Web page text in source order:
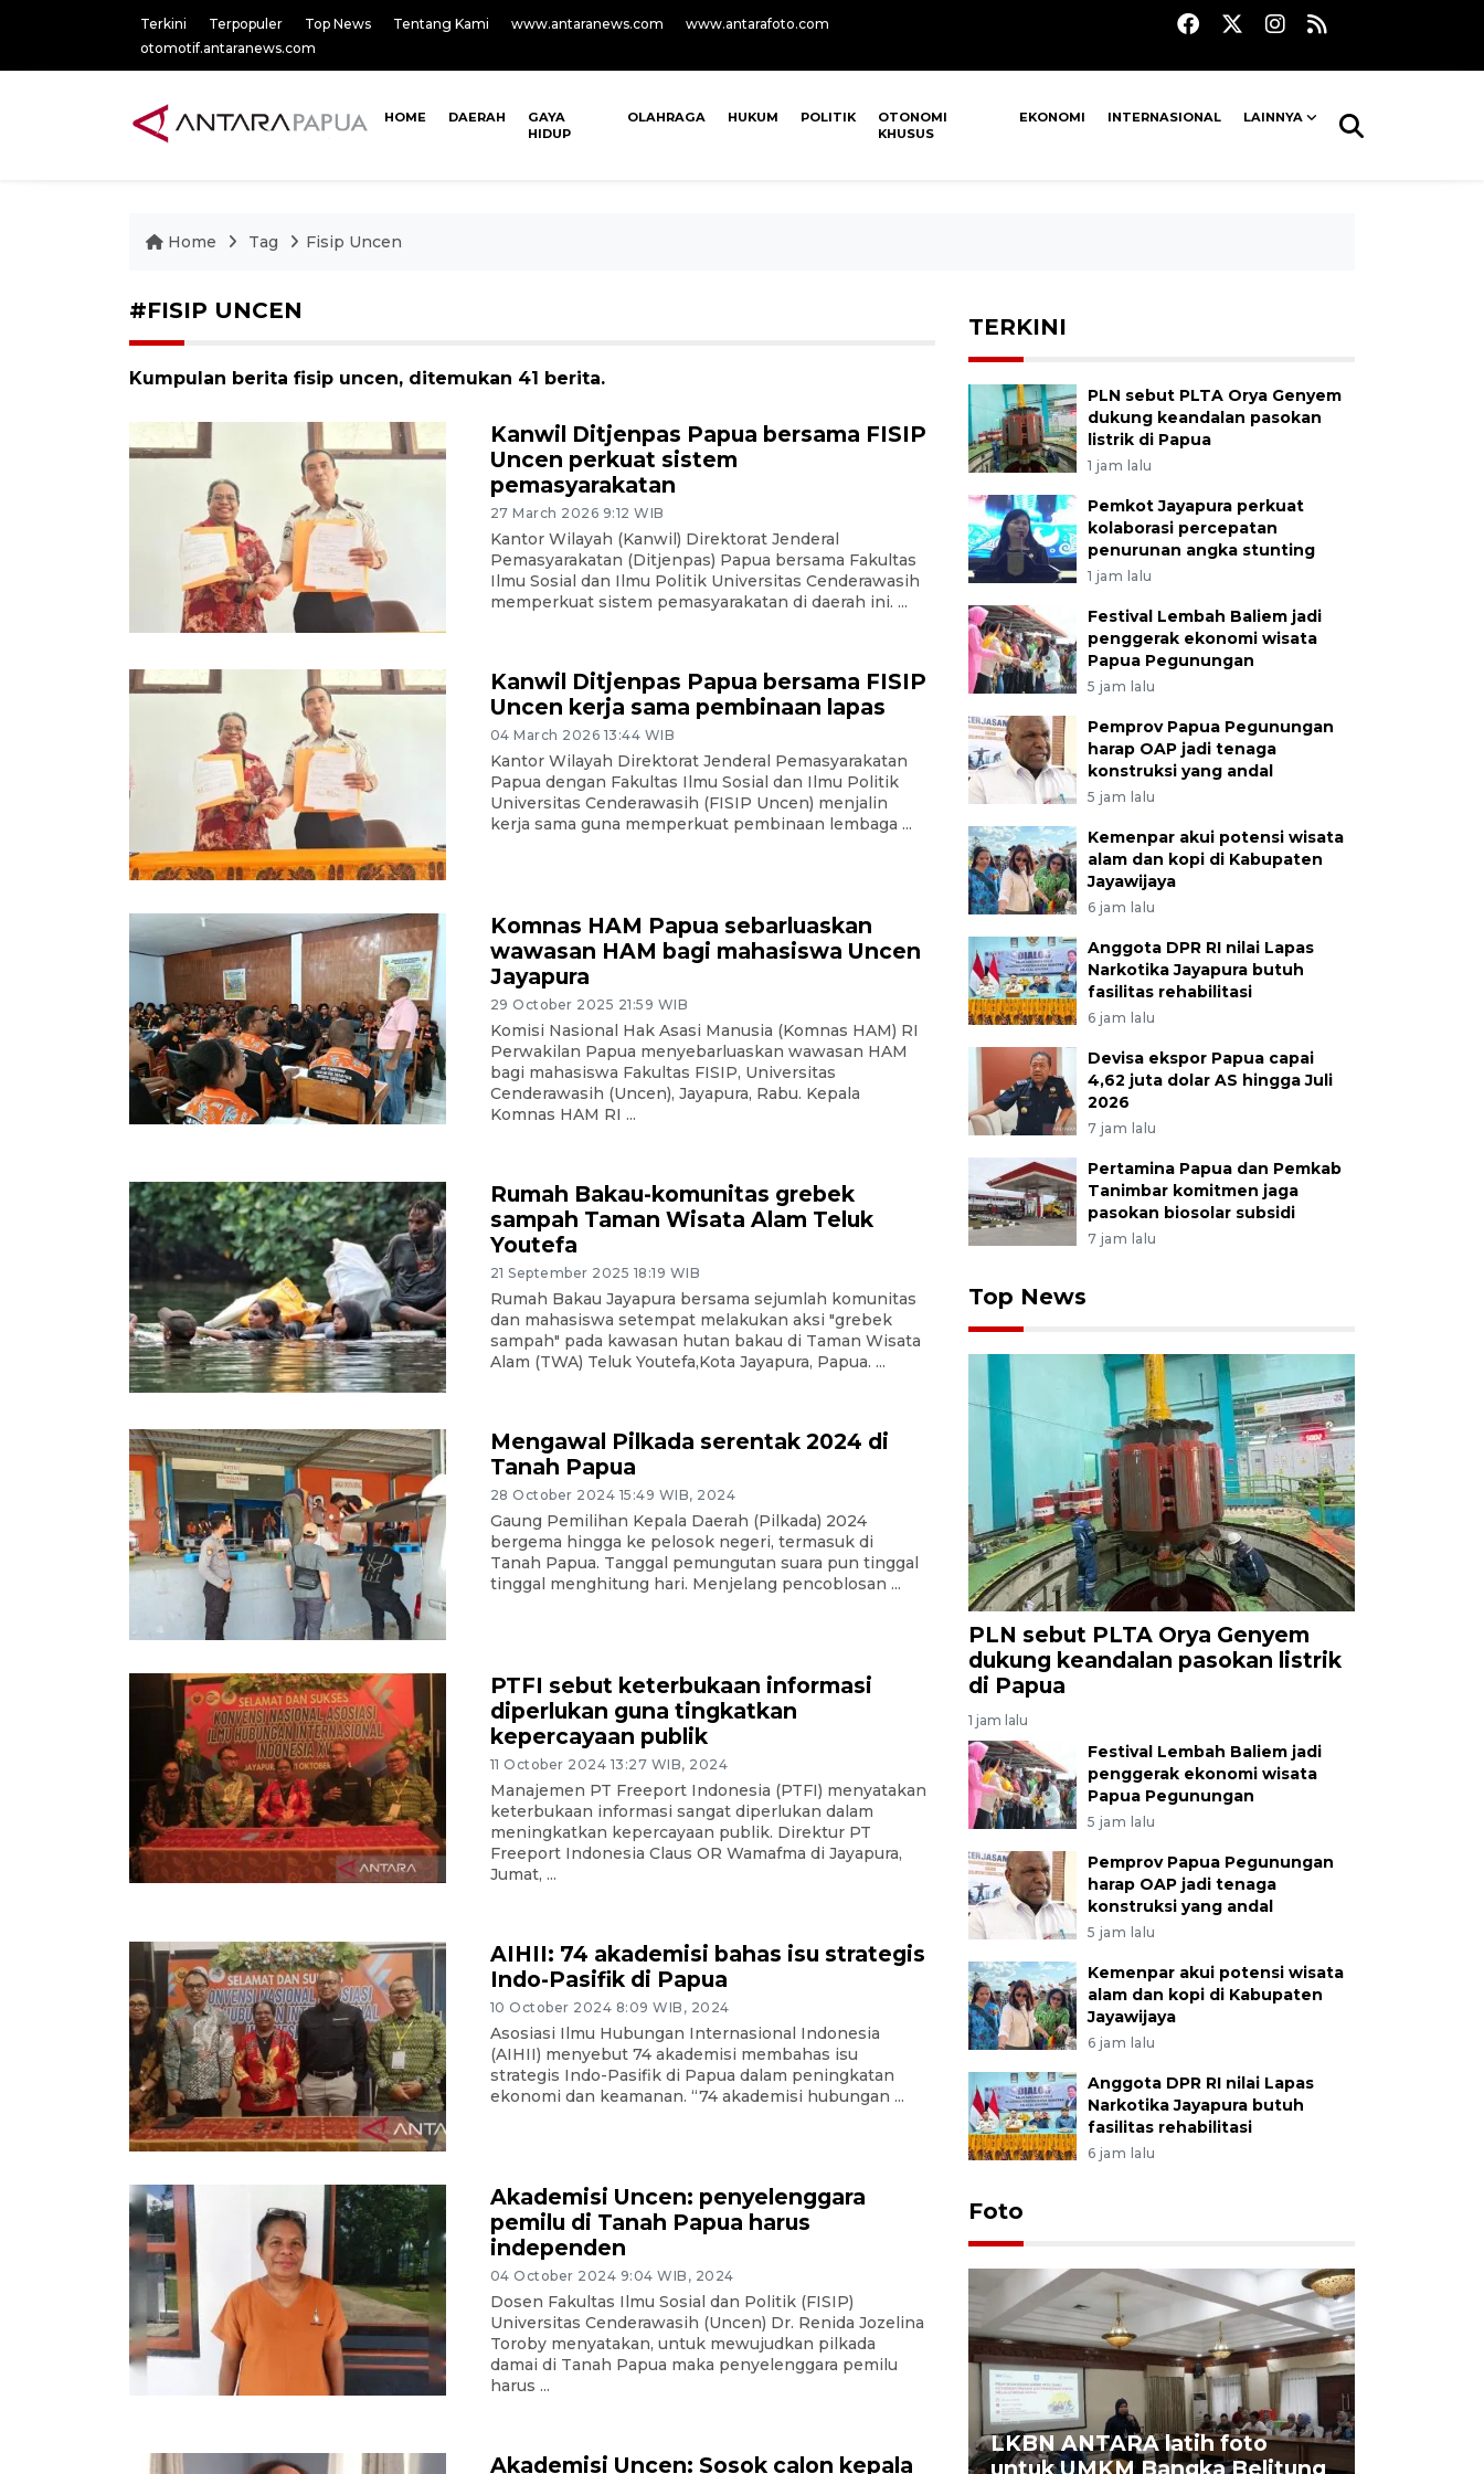
Terkini Terpopuler Top News Tentang Kami www.antaranews.com
www.antarafoto.com
otomotif.antaranews.com
HOME DAERAH
GAYA
HIDUP
OLAHRAGA HUKUM POLITIK
OTONOMI
KHUSUS
EKONOMI INTERNASIONAL LAINNYA
Home Tag Fisip Uncen
#FISIP UNCEN
Kumpulan berita fisip uncen, ditemukan 41 berita.
Kanwil Ditjenpas Papua bersama FISIP
Uncen perkuat sistem
pemasyarakatan
27 March 2026 9:12 WIB
Kantor Wilayah (Kanwil) Direktorat Jenderal
Pemasyarakatan (Ditjenpas) Papua bersama Fakultas
Ilmu Sosial dan Ilmu Politik Universitas Cenderawasih
memperkuat sistem pemasyarakatan di daerah ini. ...
Kanwil Ditjenpas Papua bersama FISIP
Uncen kerja sama pembinaan lapas
04 March 2026 13:44 WIB
Kantor Wilayah Direktorat Jenderal Pemasyarakatan
Papua dengan Fakultas Ilmu Sosial dan Ilmu Politik
Universitas Cenderawasih (FISIP Uncen) menjalin
kerja sama guna memperkuat pembinaan lembaga ...
Komnas HAM Papua sebarluaskan
wawasan HAM bagi mahasiswa Uncen
Jayapura
29 October 2025 21:59 WIB
Komisi Nasional Hak Asasi Manusia (Komnas HAM) RI
Perwakilan Papua menyebarluaskan wawasan HAM
bagi mahasiswa Fakultas FISIP, Universitas
Cenderawasih (Uncen), Jayapura, Rabu. Kepala
Komnas HAM RI ...
Rumah Bakau-komunitas grebek
sampah Taman Wisata Alam Teluk
Youtefa
21 September 2025 18:19 WIB
Rumah Bakau Jayapura bersama sejumlah komunitas
dan mahasiswa setempat melakukan aksi "grebek
sampah" pada kawasan hutan bakau di Taman Wisata
Alam (TWA) Teluk Youtefa,Kota Jayapura, Papua. ...
Mengawal Pilkada serentak 2024 di
Tanah Papua
28 October 2024 15:49 WIB, 2024
Gaung Pemilihan Kepala Daerah (Pilkada) 2024
bergema hingga ke pelosok negeri, termasuk di
Tanah Papua. Tanggal pemungutan suara pun tinggal
tinggal menghitung hari. Menjelang pencoblosan ...
PTFI sebut keterbukaan informasi
diperlukan guna tingkatkan
kepercayaan publik
11 October 2024 13:27 WIB, 2024
Manajemen PT Freeport Indonesia (PTFI) menyatakan
keterbukaan informasi sangat diperlukan dalam
meningkatkan kepercayaan publik. Direktur PT
Freeport Indonesia Claus OR Wamafma di Jayapura,
Jumat, ...
AIHII: 74 akademisi bahas isu strategis
Indo-Pasifik di Papua
10 October 2024 8:09 WIB, 2024
Asosiasi Ilmu Hubungan Internasional Indonesia
(AIHII) menyebut 74 akademisi membahas isu
strategis Indo-Pasifik di Papua dalam peningkatan
ekonomi dan keamanan. “74 akademisi hubungan ...
Akademisi Uncen: penyelenggara
pemilu di Tanah Papua harus
independen
04 October 2024 9:04 WIB, 2024
Dosen Fakultas Ilmu Sosial dan Politik (FISIP)
Universitas Cenderawasih (Uncen) Dr. Renida Jozelina
Toroby menyatakan, untuk mewujudkan pilkada
damai di Tanah Papua maka penyelenggara pemilu
harus ...
Akademisi Uncen: Sosok calon kepala
TERKINI
PLN sebut PLTA Orya Genyem
dukung keandalan pasokan
listrik di Papua
1 jam lalu
Pemkot Jayapura perkuat
kolaborasi percepatan
penurunan angka stunting
1 jam lalu
Festival Lembah Baliem jadi
penggerak ekonomi wisata
Papua Pegunungan
5 jam lalu
Pemprov Papua Pegunungan
harap OAP jadi tenaga
konstruksi yang andal
5 jam lalu
Kemenpar akui potensi wisata
alam dan kopi di Kabupaten
Jayawijaya
6 jam lalu
Anggota DPR RI nilai Lapas
Narkotika Jayapura butuh
fasilitas rehabilitasi
6 jam lalu
Devisa ekspor Papua capai
4,62 juta dolar AS hingga Juli
2026
7 jam lalu
Pertamina Papua dan Pemkab
Tanimbar komitmen jaga
pasokan biosolar subsidi
7 jam lalu
Top News
PLN sebut PLTA Orya Genyem
dukung keandalan pasokan listrik
di Papua
1 jam lalu
Festival Lembah Baliem jadi
penggerak ekonomi wisata
Papua Pegunungan
5 jam lalu
Pemprov Papua Pegunungan
harap OAP jadi tenaga
konstruksi yang andal
5 jam lalu
Kemenpar akui potensi wisata
alam dan kopi di Kabupaten
Jayawijaya
6 jam lalu
Anggota DPR RI nilai Lapas
Narkotika Jayapura butuh
fasilitas rehabilitasi
6 jam lalu
Foto
LKBN ANTARA latih foto